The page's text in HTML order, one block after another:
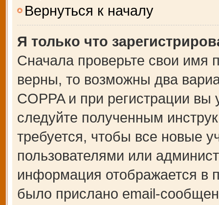
Вернуться к началу
Я только что
Сначала проверьте свои имя
верны, то возможны два
COPPA и при регистрации вы
следуйте полученным
требуется, чтобы все новые
пользователями или
информация отображается в
было прислано email-